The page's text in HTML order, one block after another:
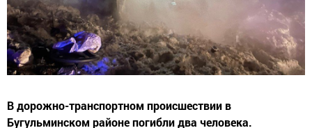
Бугульминском районе погибли два человека.